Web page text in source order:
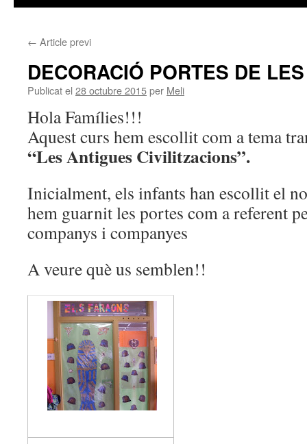
← Article previ
DECORACIÓ PORTES DE
Publicat el 28 octubre 2015per Meli
Hola Famílies!!!
Aquest curs hem escollit com a tema
“Les Antigues Civilitzacions”.
Inicialment, els infants han escollit el
hem guarnit les portes com a referent
companys i companyes
A veure què us semblen!!